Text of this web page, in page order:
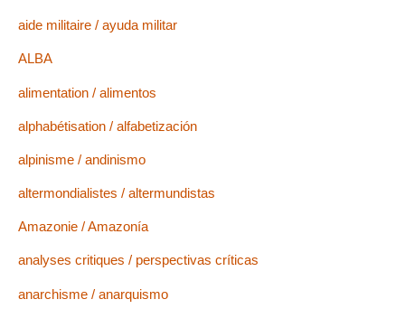
aide militaire / ayuda militar
ALBA
alimentation / alimentos
alphabétisation / alfabetización
alpinisme / andinismo
altermondialistes / altermundistas
Amazonie / Amazonía
analyses critiques / perspectivas críticas
anarchisme / anarquismo